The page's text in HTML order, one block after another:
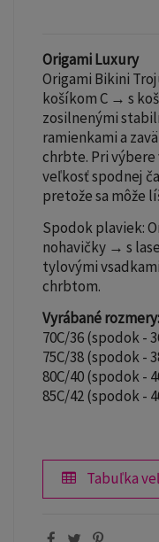
Origami Luxury
Origami Bikini
košíkom C → s
zosilnenými
ramienkami a
chrbte. Pri
veľkosť spodnej
pretože sa môže
Spodok plaviek:
nohavičky → s
tylovými
chrbtom.
Vyrábané rozmery:
70C/36 (spodok -
75C/38 (spodok -
80C/40 (spodok -
85C/42 (spodok -
Tabuľka